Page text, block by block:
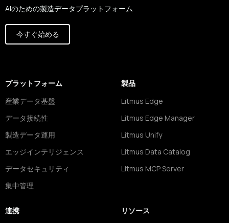
AIのための製造データプラットフォーム
今すぐ始める
プラットフォーム
産業データ基盤
データ接続性
製造データ運用
エッジインテリジェンス
データセキュリティ
集中管理
製品
Litmus Edge
Litmus Edge Manager
Litmus Unify
Litmus Data Catalog
Litmus MCP Server
連携
リソース